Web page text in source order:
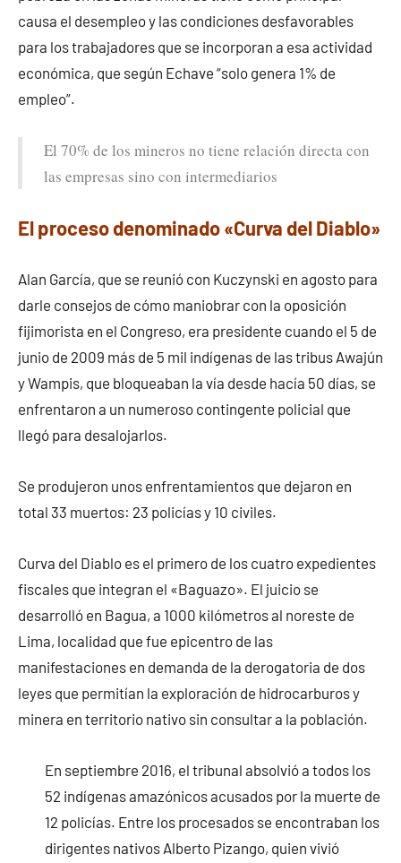
causa el desempleo y las condiciones desfavorables
para los trabajadores que se incorporan a esa actividad
económica, que según Echave “solo genera 1% de
empleo”.
El 70% de los mineros no tiene relación directa con
las empresas sino con intermediarios
El proceso denominado «Curva del Diablo»
Alan García, que se reunió con Kuczynski en agosto para
darle consejos de cómo maniobrar con la oposición
fijimorista en el Congreso, era presidente cuando el 5 de
junio de 2009 más de 5 mil indígenas de las tribus Awajún
y Wampis, que bloqueaban la vía desde hacía 50 días, se
enfrentaron a un numeroso contingente policial que
llegó para desalojarlos.
Se produjeron unos enfrentamientos que dejaron en
total 33 muertos: 23 policías y 10 civiles.
Curva del Diablo es el primero de los cuatro expedientes
fiscales que integran el «Baguazo». El juicio se
desarrolló en Bagua, a 1000 kilómetros al noreste de
Lima, localidad que fue epicentro de las
manifestaciones en demanda de la derogatoria de dos
leyes que permitían la exploración de hidrocarburos y
minera en territorio nativo sin consultar a la población.
En septiembre 2016, el tribunal absolvió a todos los
52 indígenas amazónicos acusados por la muerte de
12 policías. Entre los procesados se encontraban los
dirigentes nativos Alberto Pizango, quien vivió